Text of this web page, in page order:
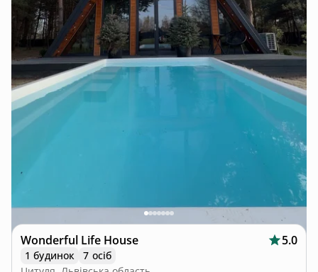
Wonderful Life House 5.0
1 будинок
7 осіб